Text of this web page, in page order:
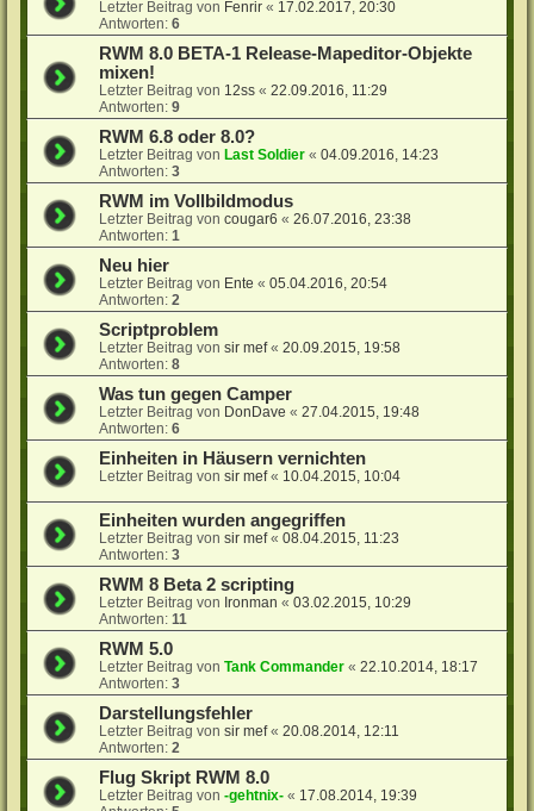
Letzter Beitrag von Fenrir « 17.02.2017, 20:30
Antworten:6
RWM 8.0 BETA-1 Release-Mapeditor-Objekte
mixen!
Letzter Beitrag von 12ss «22.09.2016, 11:29
Antworten:9
RWM 6.8 oder 8.0?
Letzter Beitrag vonLast Soldier «04.09.2016, 14:23
Antworten:3
RWM im Vollbildmodus
Letzter Beitrag voncougar6 «26.07.2016, 23:38
Antworten:1
Neu hier
Letzter Beitrag von Ente «05.04.2016, 20:54
Antworten:2
Scriptproblem
Letzter Beitrag vonsir mef«20.09.2015, 19:58
Antworten:8
Was tun gegen Camper
Letzter Beitrag von DonDave «27.04.2015, 19:48
Antworten:6
Einheiten in Häusern vernichten
Letzter Beitrag vonsir mef« 10.04.2015, 10:04
Einheiten wurden angegriffen
Letzter Beitrag vonsir mef«08.04.2015, 11:23
Antworten:3
RWM 8 Beta 2 scripting
Letzter Beitrag von Ironman «03.02.2015, 10:29
Antworten:11
RWM 5.0
Letzter Beitrag vonTank Commander «22.10.2014, 18:17
Antworten:3
Darstellungsfehler
Letzter Beitrag vonsir mef«20.08.2014, 12:11
Antworten:2
Flug Skript RWM 8.0
Letzter Beitrag von-gehtnix- « 17.08.2014, 19:39